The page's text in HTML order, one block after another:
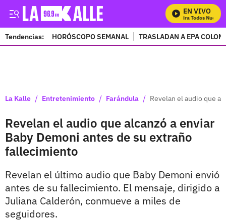
EN VIVO
Mira Todos Nuestros
Tendencias: HORÓSCOPO SEMANAL TRASLADAN A EPA
La Kalle / Entretenimiento / Farándula / Revelan el audio que
Revelan el audio que alcanzó a enviar
Baby Demoni antes de su extraño
fallecimiento
Revelan el último audio que Baby Demoni envió
antes de su fallecimiento. El mensaje, dirigido a
Juliana Calderón, conmueve a miles de
seguidores.